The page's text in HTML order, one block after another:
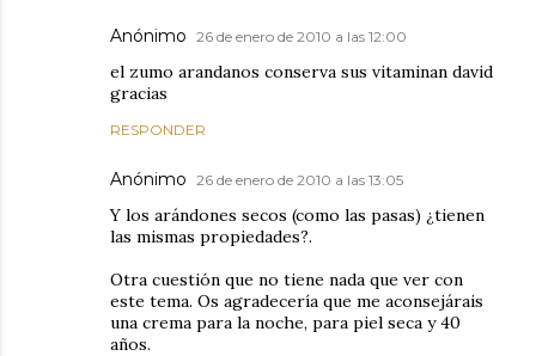
Anónimo 26 de enero de 2010 a las 12:00
el zumo arandanos conserva sus vitaminan david
gracias
RESPONDER
Anónimo 26 de enero de 2010 a las 13:05
Y los arándones secos (como las pasas) ¿tienen
las mismas propiedades?.
Otra cuestión que no tiene nada que ver con
este tema. Os agradecería que me aconsejárais
una crema para la noche, para piel seca y 40
años.